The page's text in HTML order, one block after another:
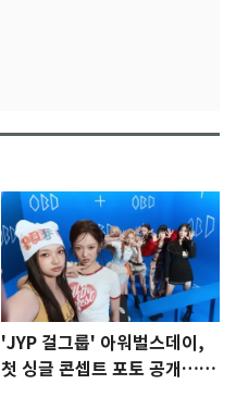
'JYP 걸그룹' 아워벌스데이,
첫 싱글 콘셉트 포토 공개…청